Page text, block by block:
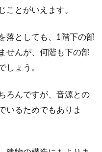
ことがいえます。
落としても、1階下の部
せんが、何階も下の部
しょう。
ろんですが、音源との
いるためでもありま